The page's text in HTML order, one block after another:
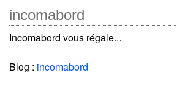
incomabord
Incomabord vous régale...
Blog : incomabord